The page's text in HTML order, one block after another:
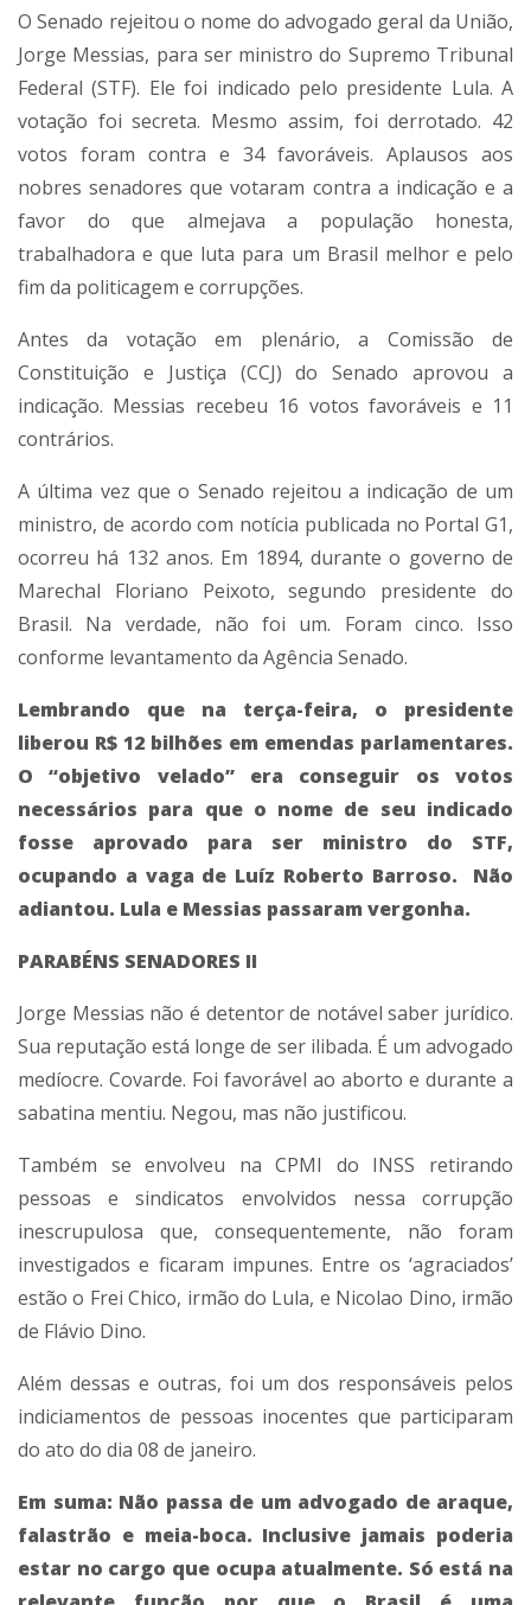
O Senado rejeitou o nome do advogado geral da União,
Jorge Messias, para ser ministro do Supremo Tribunal
Federal (STF). Ele foi indicado pelo presidente Lula. A
votação foi secreta. Mesmo assim, foi derrotado. 42
votos foram contra e 34 favoráveis. Aplausos aos
nobres senadores que votaram contra a indicação e a
favor do que almejava a população honesta,
trabalhadora e que luta para um Brasil melhor e pelo
fim da politicagem e corrupções.
Antes da votação em plenário, a Comissão de
Constituição e Justiça (CCJ) do Senado aprovou a
indicação. Messias recebeu 16 votos favoráveis e 11
contrários.
A última vez que o Senado rejeitou a indicação de um
ministro, de acordo com notícia publicada no Portal G1,
ocorreu há 132 anos. Em 1894, durante o governo de
Marechal Floriano Peixoto, segundo presidente do
Brasil. Na verdade, não foi um. Foram cinco. Isso
conforme levantamento da Agência Senado.
Lembrando que na terça-feira, o presidente
liberou R$ 12 bilhões em emendas parlamentares.
O “objetivo velado” era conseguir os votos
necessários para que o nome de seu indicado
fosse aprovado para ser ministro do STF,
ocupando a vaga de Luíz Roberto Barroso. Não
adiantou. Lula e Messias passaram vergonha.
PARABÉNS SENADORES II
Jorge Messias não é detentor de notável saber jurídico.
Sua reputação está longe de ser ilibada. É um advogado
medíocre. Covarde. Foi favorável ao aborto e durante a
sabatina mentiu. Negou, mas não justificou.
Também se envolveu na CPMI do INSS retirando
pessoas e sindicatos envolvidos nessa corrupção
inescrupulosa que, consequentemente, não foram
investigados e ficaram impunes. Entre os ‘agraciados’
estão o Frei Chico, irmão do Lula, e Nicolao Dino, irmão
de Flávio Dino.
Além dessas e outras, foi um dos responsáveis pelos
indiciamentos de pessoas inocentes que participaram
do ato do dia 08 de janeiro.
Em suma: Não passa de um advogado de araque,
falastrão e meia-boca. Inclusive jamais poderia
estar no cargo que ocupa atualmente. Só está na